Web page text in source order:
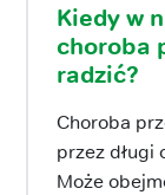
Kiedy w
choroba
radzić?
Choroba
przez długi
Może